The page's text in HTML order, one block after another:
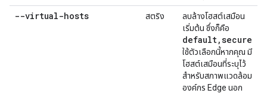
--virtual-hosts สตริง
ลบล้างโฮสต์เสมือน
เริ่มต้น ซึ่งก็คือ
default,secure
ใช้ตัวเลือกนี้หากคุณ มี
โฮสต์เสมือนที่ระบุไว้
สำหรับสภาพแวดล้อม
องค์กร Edge นอก